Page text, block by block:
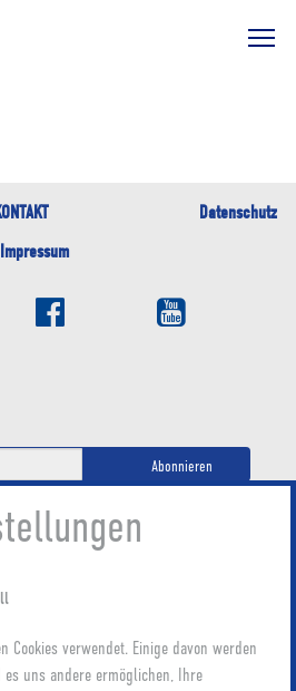
Datenschutz
Impressum
Abonnieren
Cookies verwendet. Einige davon werden
uns andere ermöglichen, Ihre